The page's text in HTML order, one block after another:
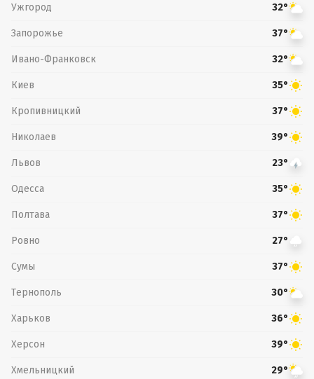
Ужгород 32°
Запорожье 37°
Ивано-Франковск 32°
Киев 35°
Кропивницкий 37°
Николаев 39°
Львов 23°
Одесса 35°
Полтава 37°
Ровно 27°
Сумы 37°
Тернополь 30°
Харьков 36°
Херсон 39°
Хмельницкий 29°